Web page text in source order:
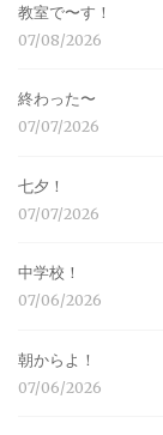
教室で〜す！
07/08/2026
終わった〜
07/07/2026
七夕！
07/07/2026
中学校！
07/06/2026
朝からよ！
07/06/2026